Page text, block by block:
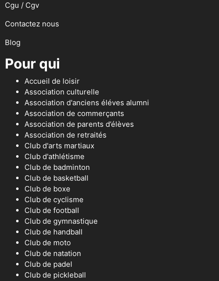
Cgu / Cgv
Contactez nous
Blog
Pour qui
Accueil de loisir
Association culturelle
Association d'anciens éléves alumni
Association de commerçants
Association de parents d’élèves
Association de retraités
Club d'arts martiaux
Club d'athlétisme
Club de badminton
Club de basketball
Club de boxe
Club de cyclisme
Club de football
Club de gymnastique
Club de handball
Club de moto
Club de natation
Club de padel
Club de pickleball